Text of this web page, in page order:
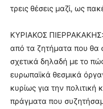
τρεις θέσεις μαζί, ως
ΚΥΡΙΑΚΟΣ ΠΙΕΡΡΑΚΑΚΗΣ:
από τα ζητήματα που θα
σχετικά δηλαδή με το
ευρωπαϊκά θεσμικά
κυρίως για την
πράγματα που